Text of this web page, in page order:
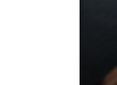
SK하이닉스,
여자배구 이재
외국인 심판 성 접
[속보]코스닥,
[속보]코스피,